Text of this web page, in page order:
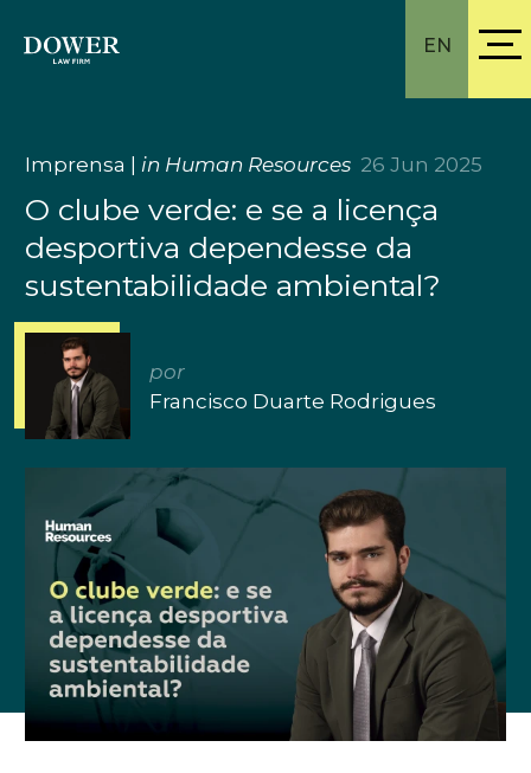
EN
Imprensa in Human Resources 26 Jun 2025
O clube verde: e se a licença
desportiva dependesse da
sustentabilidade ambiental?
por
Francisco Duarte Rodrigues